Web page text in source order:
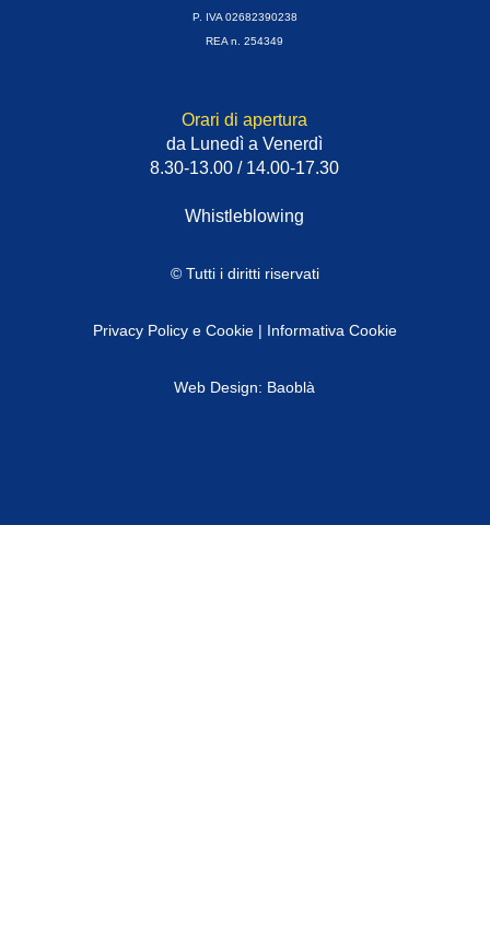
P. IVA 02682390238
REA n. 254349
Orari di apertura
da Lunedì a Venerdì
8.30-13.00 / 14.00-17.30
Whistleblowing
© Tutti i diritti riservati
Privacy Policy e Cookie| Informativa Cookie
Web Design: Baoblà